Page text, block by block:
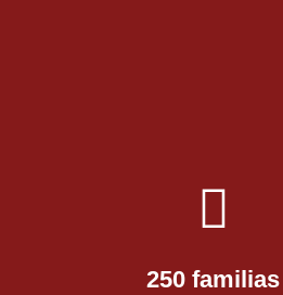
250 familias